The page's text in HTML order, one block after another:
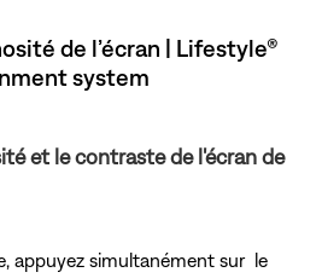
de l’écran | Lifestyle®
system
et le contraste de l'écran de
appuyez simultanément sur le